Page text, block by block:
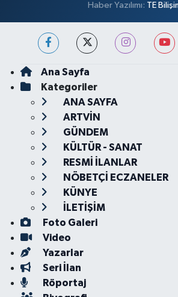
Haber Yazılımı: TE
Ana Sayfa
Kategoriler
ANA SAYFA
ARTVİN
GÜNDEM
KÜLTÜR - SANAT
RESMİ İLANLAR
NÖBETÇİ ECZANELER
KÜNYE
İLETİŞİM
Foto Galeri
Video
Yazarlar
Seri İlan
Röportaj